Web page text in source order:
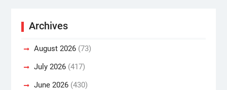
Archives
August 2026(73)
July 2026(417)
June 2026(430)